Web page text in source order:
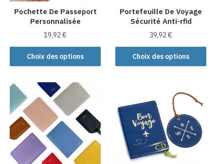
Pochette De Passeport
Personnalisée
19,92€
Choix des options
Ce
produit
plusieurs
variations.
Les
options
peuvent
être
choisies
Portefeuille De Voyage
Sécurité Anti-rfid
39,92€
Choix des options
Ce
produit
variations.
options
peuvent
être
choisies